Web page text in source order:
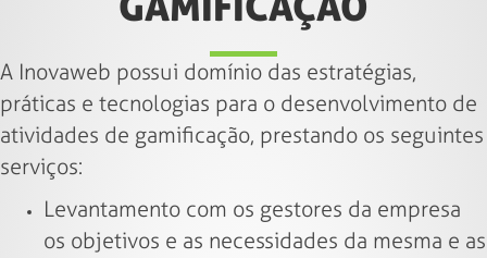
A Inovaweb possui domínio das estratégias,
práticas e tecnologias para o desenvolvimento de
atividades de gamificação, prestando os seguintes
serviços:
Levantamento com os gestores da empresa
os objetivos e as necessidades da mesma e as